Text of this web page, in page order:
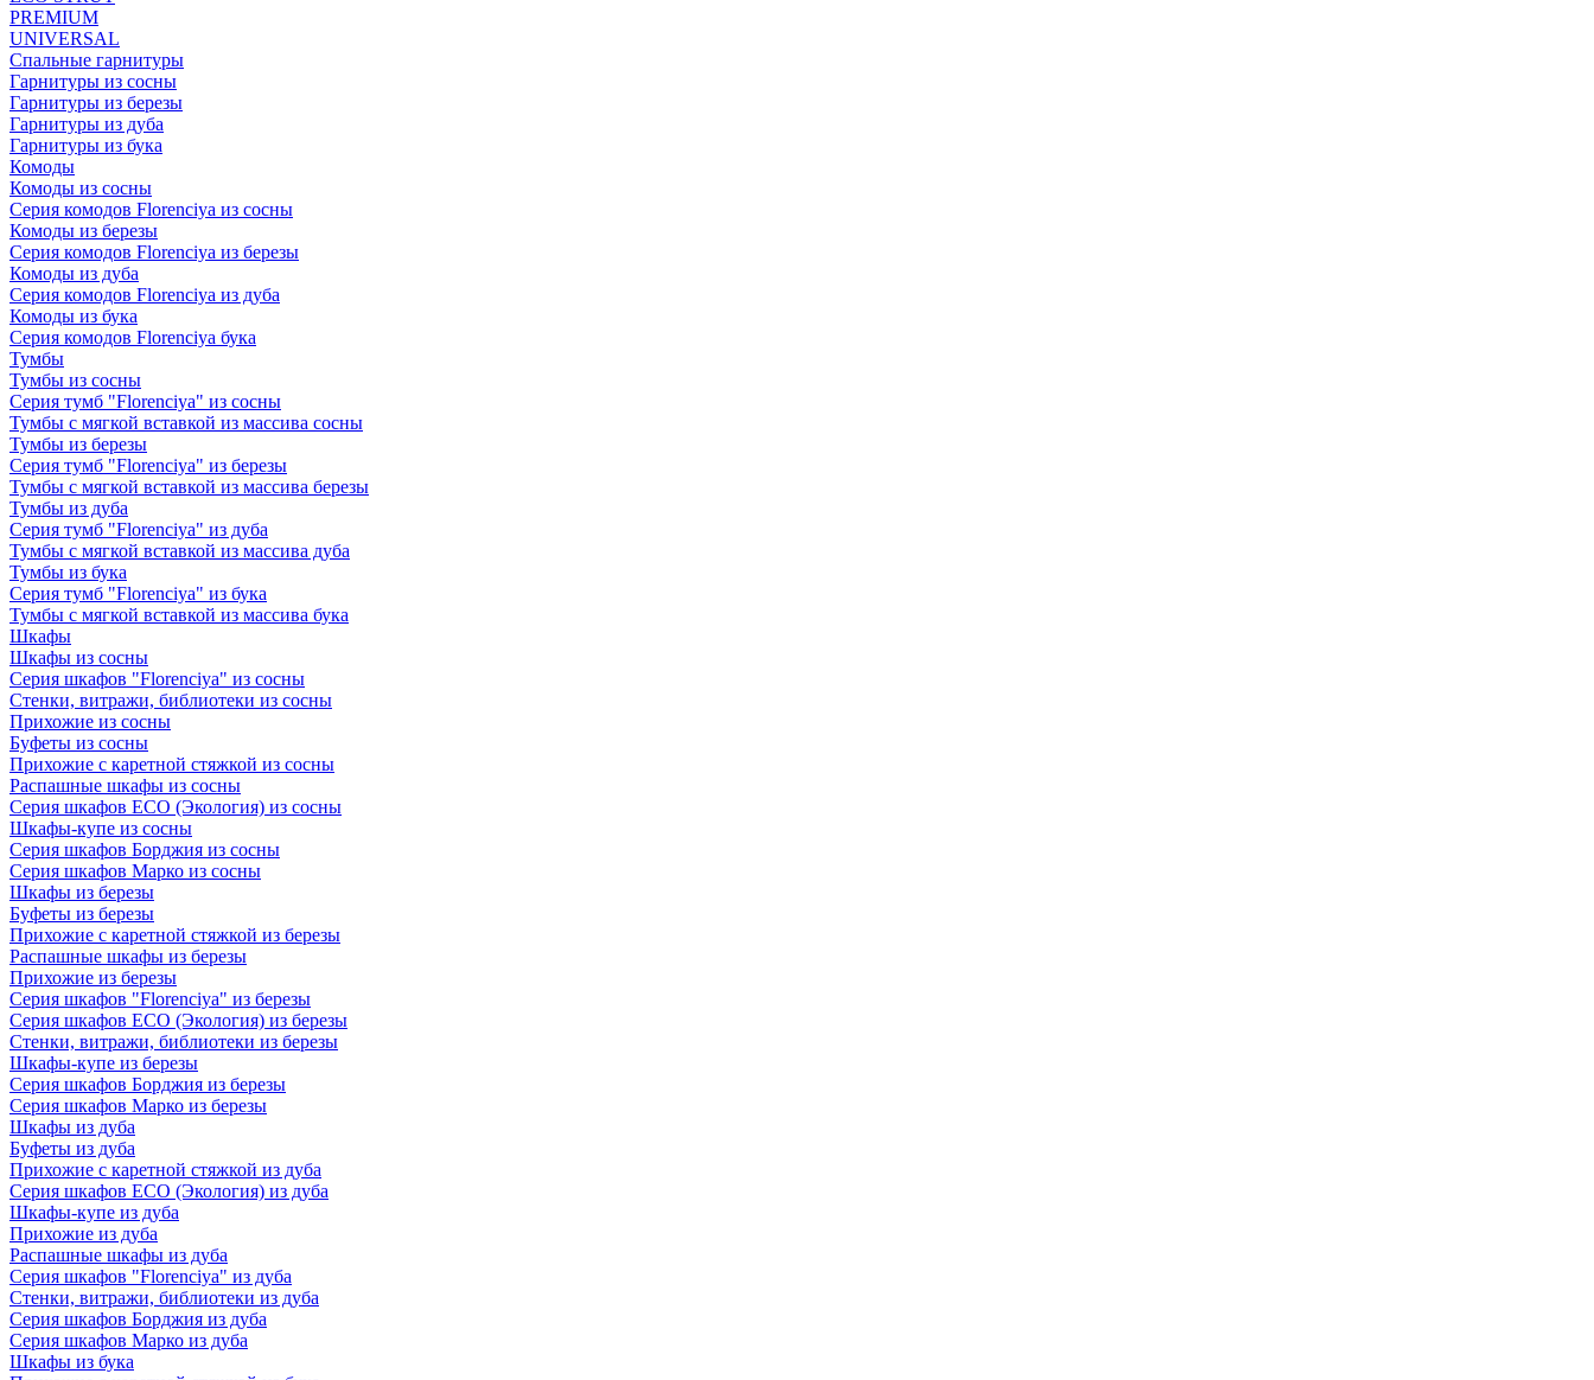
PREMIUM
UNIVERSAL
Спальные гарнитуры
Гарнитуры из сосны
Гарнитуры из березы
Гарнитуры из дуба
Гарнитуры из бука
Комоды
Комоды из сосны
Серия комодов Florenciya из сосны
Комоды из березы
Серия комодов Florenciya из березы
Комоды из дуба
Серия комодов Florenciya из дуба
Комоды из бука
Серия комодов Florenciya бука
Тумбы
Тумбы из сосны
Серия тумб "Florenciya" из сосны
Тумбы с мягкой вставкой из массива сосны
Тумбы из березы
Серия тумб "Florenciya" из березы
Тумбы с мягкой вставкой из массива березы
Тумбы из дуба
Серия тумб "Florenciya" из дуба
Тумбы с мягкой вставкой из массива дуба
Тумбы из бука
Серия тумб "Florenciya" из бука
Тумбы с мягкой вставкой из массива бука
Шкафы
Шкафы из сосны
Серия шкафов "Florenciya" из сосны
Стенки, витражи, библиотеки из сосны
Прихожие из сосны
Буфеты из сосны
Прихожие с каретной стяжкой из сосны
Распашные шкафы из сосны
Серия шкафов ECO (Экология) из сосны
Шкафы-купе из сосны
Серия шкафов Борджия из сосны
Серия шкафов Марко из сосны
Шкафы из березы
Буфеты из березы
Прихожие с каретной стяжкой из березы
Распашные шкафы из березы
Прихожие из березы
Серия шкафов "Florenciya" из березы
Серия шкафов ECO (Экология) из березы
Стенки, витражи, библиотеки из березы
Шкафы-купе из березы
Серия шкафов Борджия из березы
Серия шкафов Марко из березы
Шкафы из дуба
Буфеты из дуба
Прихожие с каретной стяжкой из дуба
Серия шкафов ECO (Экология) из дуба
Шкафы-купе из дуба
Прихожие из дуба
Распашные шкафы из дуба
Серия шкафов "Florenciya" из дуба
Стенки, витражи, библиотеки из дуба
Серия шкафов Борджия из дуба
Серия шкафов Марко из дуба
Шкафы из бука